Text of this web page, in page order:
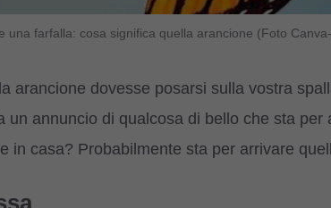
una farfalla: cosa significa quella arancione (Foto
arancione dovesse posarsi sulla vostra
un annuncio di qualcosa di bello che sta
in casa? Probabilmente sta per arrivare